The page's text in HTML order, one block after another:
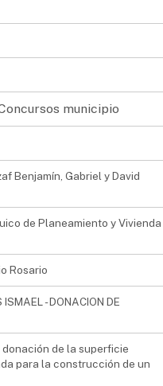
municipio
Benjamín, Gabriel y David
de Planeamiento y Vivienda
Rosario
- DONACION DE
de la superficie
para la construcción de un